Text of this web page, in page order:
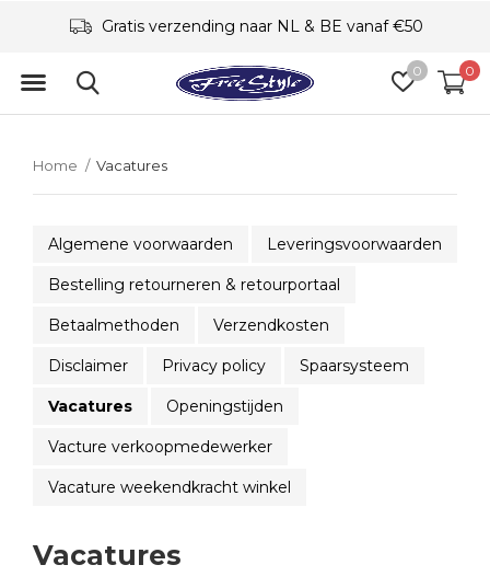
0 0
Gratis verzending naar NL & BE vanaf €50
Home Vacatures
Algemene voorwaarden Leveringsvoorwaarden
Bestelling retourneren & retourportaal
Betaalmethoden Verzendkosten
Disclaimer Privacy policy Spaarsysteem
Vacatures Openingstijden
Vacture verkoopmedewerker
Vacature weekendkracht winkel
Vacatures